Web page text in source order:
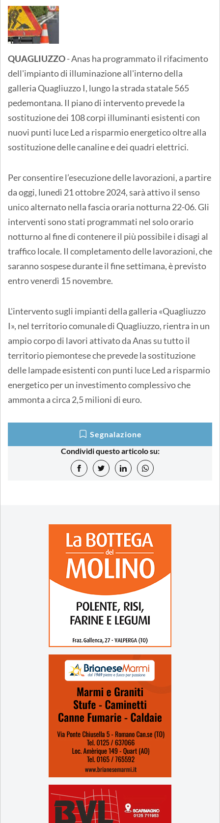
QUAGLIUZZO- Anas ha programmato il rifacimento
dell'impianto di illuminazione all'interno della
galleria Quagliuzzo I, lungo la strada statale 565
pedemontana. Il piano di intervento prevede la
sostituzione dei 108 corpi illuminanti esistenti con
nuovi punti luce Led a risparmio energetico oltre alla
sostituzione delle canaline e dei quadri elettrici.
Per consentire l’esecuzione delle lavorazioni, a partire
da oggi, lunedì 21 ottobre 2024, sarà attivo il senso
unico alternato nella fascia oraria notturna 22-06. Gli
interventi sono stati programmati nel solo orario
notturno al fine di contenere il più possibile i disagi al
traffico locale. Il completamento delle lavorazioni, che
saranno sospese durante il fine settimana, è previsto
entro venerdì 15 novembre.
L'intervento sugli impianti della galleria «Quagliuzzo
I», nel territorio comunale di Quagliuzzo, rientra in un
ampio corpo di lavori attivato da Anas su tutto il
territorio piemontese che prevede la sostituzione
delle lampade esistenti con punti luce Led a risparmio
energetico per un investimento complessivo che
ammonta a circa 2,5 milioni di euro.
Segnalazione
Condividi questo articolo su: